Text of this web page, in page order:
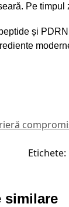
Pe timpul
și
Etichete:
similare